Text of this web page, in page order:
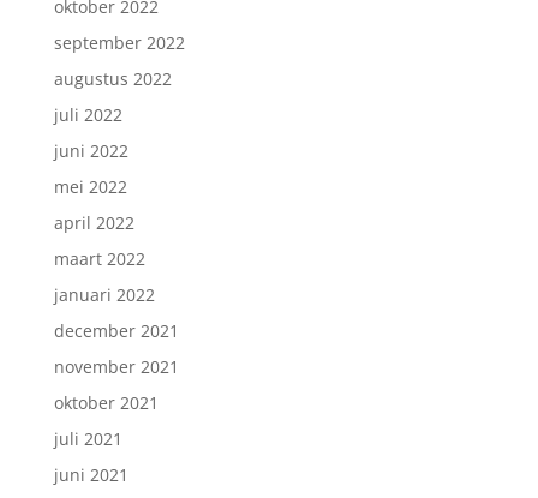
oktober 2022
september 2022
augustus 2022
juli 2022
juni 2022
mei 2022
april 2022
maart 2022
januari 2022
december 2021
november 2021
oktober 2021
juli 2021
juni 2021